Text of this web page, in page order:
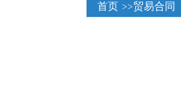
首页 >>贸易合同